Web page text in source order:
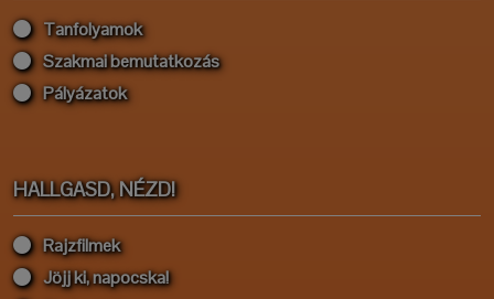
Tanfolyamok
Szakmai bemutatkozás
Pályázatok
HALLGASD, NÉZD!
Rajzfilmek
Jöjj ki, napocska!